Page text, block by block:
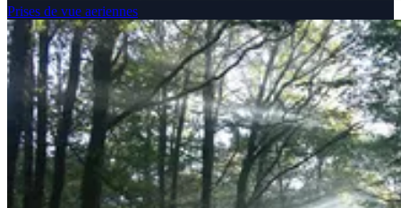
Prises de vue aeriennes